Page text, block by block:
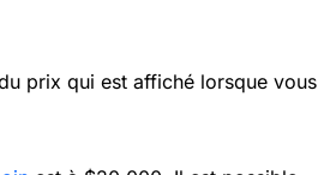
prix qui est affiché lorsque vous